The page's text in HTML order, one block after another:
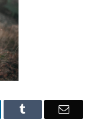
Email